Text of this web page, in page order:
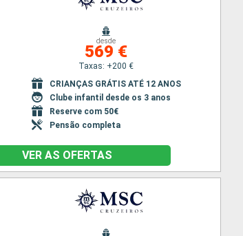
desde
569 €
Taxas: +200 €
CRIANÇAS GRÁTIS ATÉ 12 ANOS
Clube infantil desde os 3 anos
Reserve com 50€
Pensão completa
VER AS OFERTAS